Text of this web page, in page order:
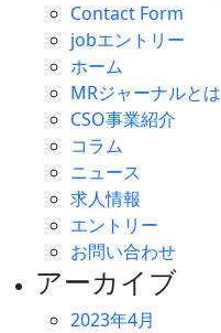
Contact Form
jobエントリー
ホーム
MRジャーナルとは
CSO事業紹介
コラム
ニュース
求人情報
エントリー
お問い合わせ
アーカイブ
2023年4月